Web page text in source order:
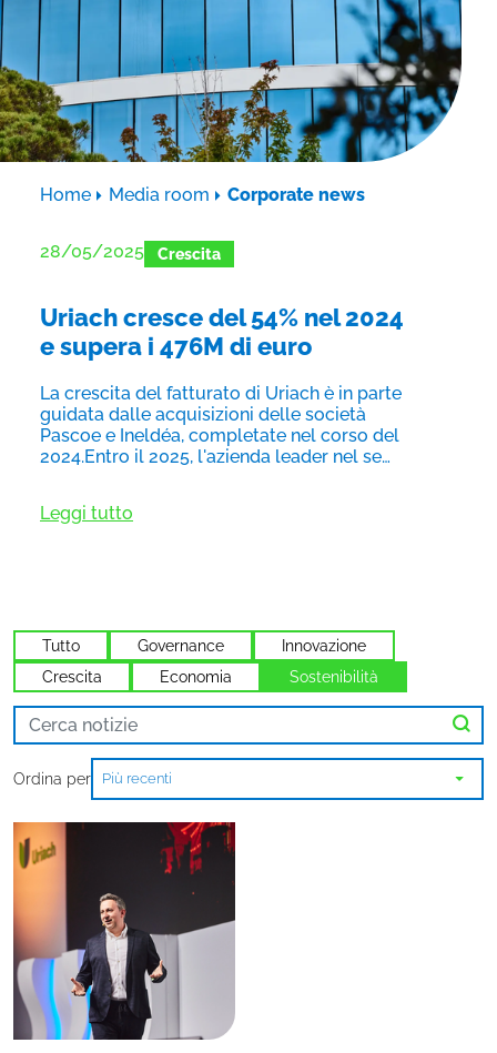
Home Media room Corporate news
28/05/2025 Crescita
Uriach cresce del 54% nel 2024
e supera i 476M di euro
La crescita del fatturato di Uriach è in parte
guidata dalle acquisizioni delle società
Pascoe e Ineldéa, completate nel corso del
2024.Entro il 2025, l'azienda leader nel se…
Leggi tutto
Tutto Governance
Innovazione
Crescita
Economia Sostenibilità
Ordina per Più recenti